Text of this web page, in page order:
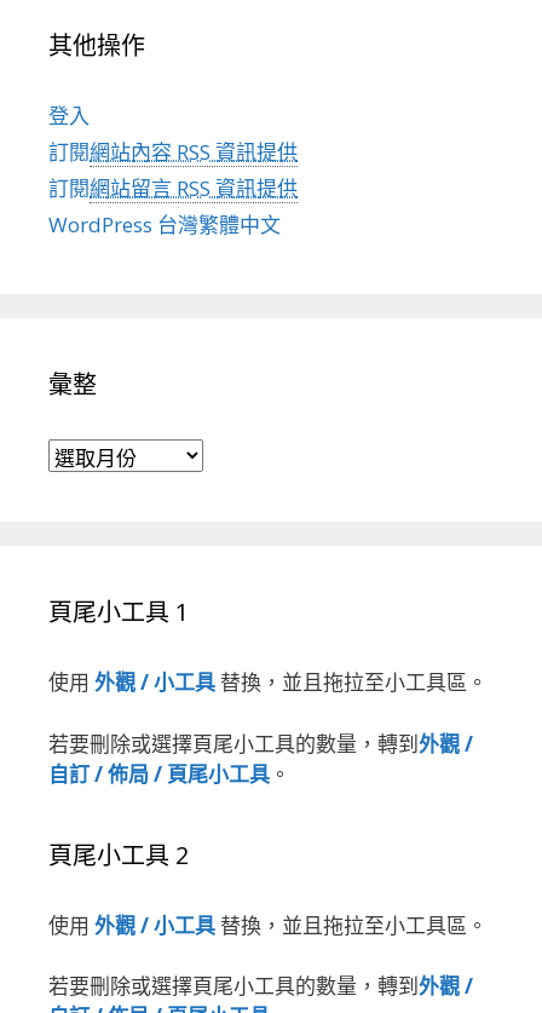
其他操作
登入
訂閱網站內容 RSS 資訊提供
訂閱網站留言 RSS 資訊提供
WordPress 台灣繁體中文
彙整
彙整
頁尾小工具 1
使用 外觀 / 小工具 替換，並且拖拉至小工具區。
若要刪除或選擇頁尾小工具的數量，轉到外觀 /
自訂 / 佈局 / 頁尾小工具 。
頁尾小工具 2
使用 外觀 / 小工具 替換，並且拖拉至小工具區。
若要刪除或選擇頁尾小工具的數量，轉到外觀 /